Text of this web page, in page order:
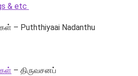
& etc
– Puththiyaai Nadanthu
– திருவசனப்